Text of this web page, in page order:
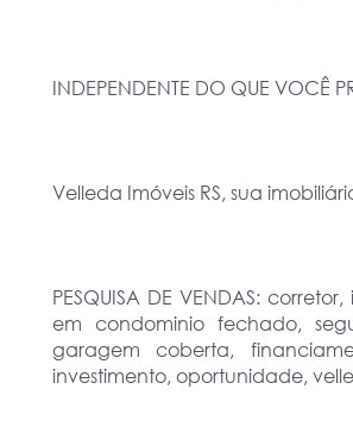
INDEPENDENTE DO QUE VOCÊ
Velleda Imóveis RS, sua
PESQUISA DE VENDAS:
em condominio fechado,
garagem coberta,
investimento, oportunidade,